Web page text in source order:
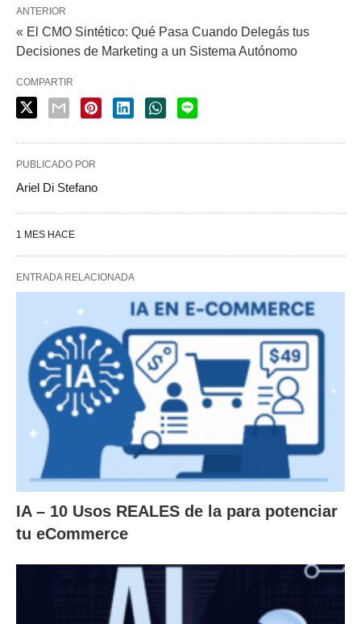
ANTERIOR
« El CMO Sintético: Qué Pasa Cuando Delegás tus
Decisiones de Marketing a un Sistema Autónomo
COMPARTIR
PUBLICADO POR
Ariel Di Stefano
1 MES HACE
ENTRADA RELACIONADA
IA – 10 Usos REALES de la para potenciar
tu eCommerce